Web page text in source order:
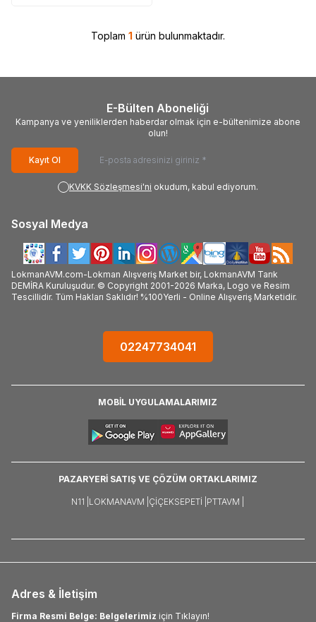
Toplam 1 ürün bulunmaktadır.
E-Bülten Aboneliği
Kampanya ve yeniliklerden haberdar olmak için e-bültenimize abone
olun!
Kayıt Ol
KVKK Sözleşmesi'ni okudum, kabul ediyorum.
Sosyal Medya
LokmanAVM.com-Lokman Alışveriş Market bir, LokmanAVM Tarık
DEMİRA Kuruluşudur. © Copyright 2001-2026 Marka, Logo ve Resim
Tescillidir. Tüm Hakları Saklıdır! %100Yerli - Online Alışveriş Marketidir.
02247734041
MOBİL UYGULAMALARIMIZ
PAZARYERİ SATIŞ VE ÇÖZÜM ORTAKLARIMIZ
N11 | LOKMANAVM | ÇIÇEKSEPETI | PTTAVM |
Adres & İletişim
Firma Resmi Belge: Belgelerimiz için Tıklayın!